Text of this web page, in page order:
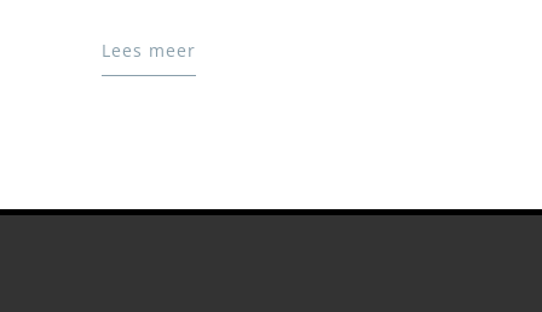
Lees meer